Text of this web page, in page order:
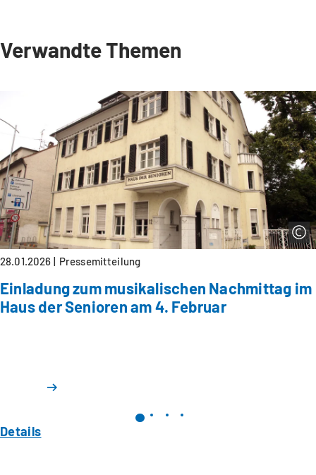
Verwandte Themen
28.01.2026 Pressemitteilung
Einladung zum musikalischen Nachmittag im
Haus der Senioren am 4. Februar
Details